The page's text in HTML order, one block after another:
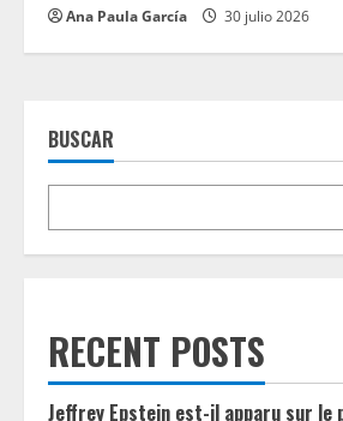
Ana Paula García 30 julio 2026
BUSCAR
RECENT POSTS
Jeffrey Epstein est-il apparu sur le